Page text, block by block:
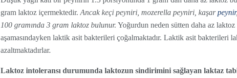
gram laktoz içermektedir. Ancak keçi peyniri, mozerella peyniri, kaşarpeynir
100 gramında 3 gram laktoz bulunur. Yoğurdun neden sütten daha az
aşamasındayken laktik asit bakterileri çoğalmaktadır. Laktik asit bakterileri
azaltmaktadırlar.
Laktoz intoleransı durumunda laktozun sindirimini sağlayan laktaz